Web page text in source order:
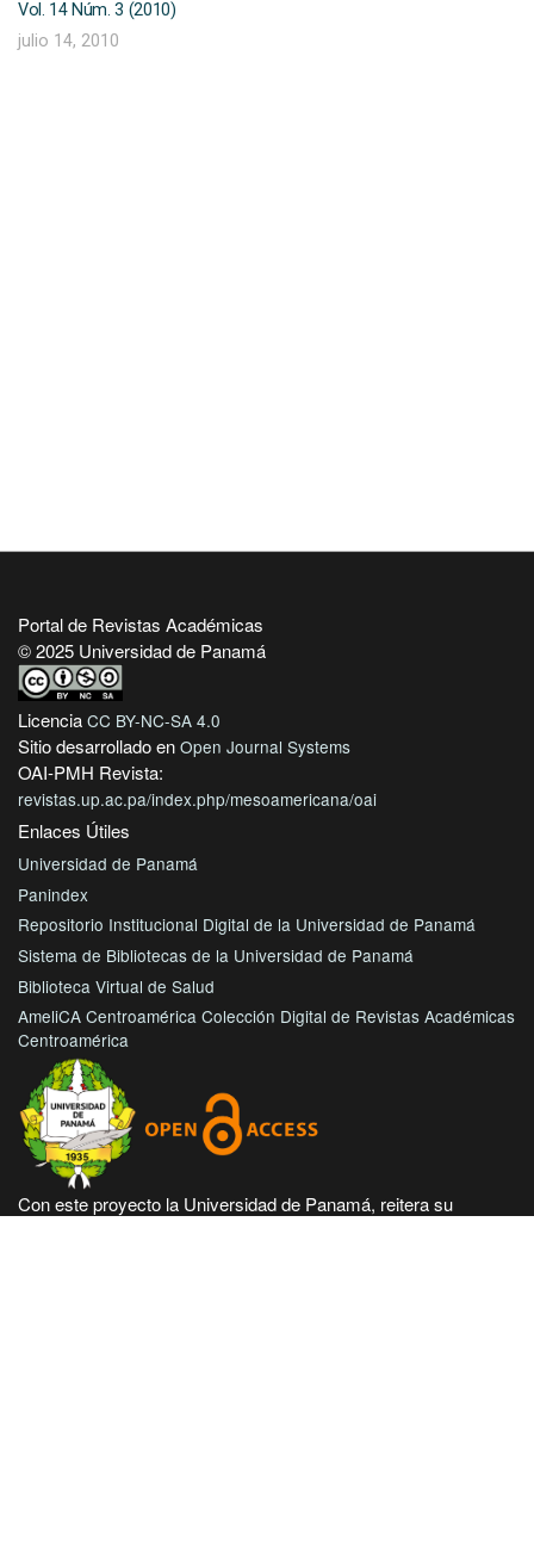
Vol. 14 Núm. 3 (2010)
julio 14, 2010
Portal de Revistas Académicas
© 2025 Universidad de Panamá
Licencia CC BY-NC-SA 4.0
Sitio desarrollado en Open Journal Systems
OAI-PMH Revista:
revistas.up.ac.pa/index.php/mesoamericana/oai
Enlaces Útiles
Universidad de Panamá
Panindex
Repositorio Institucional Digital de la Universidad de Panamá
Sistema de Bibliotecas de la Universidad de Panamá
Biblioteca Virtual de Salud
AmeliCA Centroamérica Colección Digital de Revistas Académicas
Centroamérica
Con este proyecto la Universidad de Panamá, reitera su